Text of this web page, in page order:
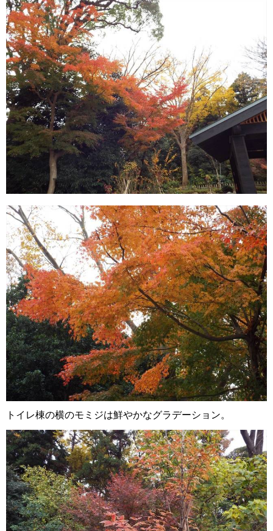
トイレ棟の横のモミジは鮮やかなグラデーション。